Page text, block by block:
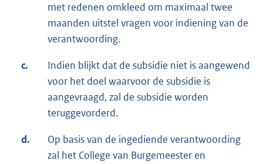
met redenen omkleed om maximaal twee
maanden uitstel vragen voor indiening van de
verantwoording.
c.
Indien blijkt dat de subsidie niet is aangewend
voor het doel waarvoor de subsidie is
aangevraagd, zal de subsidie worden
teruggevorderd.
d.
Op basis van de ingediende verantwoording
zal het College van Burgemeester en